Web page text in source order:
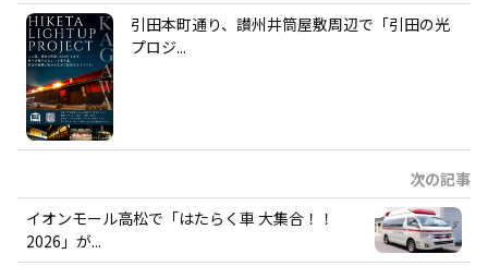
引田本町通り、讃州井筒屋敷周辺で「引田の光
プロジ...
次の記事
イオンモール高松で「はたらく車 大集合！！
2026」が...